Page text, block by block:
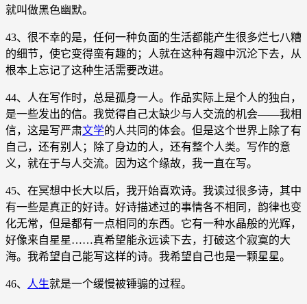
就叫做黑色幽默。
43、很不幸的是，任何一种负面的生活都能产生很多烂七八糟
的细节，使它变得蛮有趣的；人就在这种有趣中沉沦下去，从
根本上忘记了这种生活需要改进。
44、人在写作时，总是孤身一人。作品实际上是个人的独白，
是一些发出的信。我觉得自己太缺少与人交流的机会——我相
信，这是写严肃文学的人共同的体会。但是这个世界上除了有
自己，还有别人；除了身边的人，还有整个人类。写作的意
义，就在于与人交流。因为这个缘故，我一直在写。
45、在冥想中长大以后，我开始喜欢诗。我读过很多诗，其中
有一些是真正的好诗。好诗描述过的事情各不相同，韵律也变
化无常，但是都有一点相同的东西。它有一种水晶般的光辉，
好像来自星星……真希望能永远读下去，打破这个寂寞的大
海。我希望自己能写这样的诗。我希望自己也是一颗星星。
46、 人生就是一个缓慢被锤骟的过程。